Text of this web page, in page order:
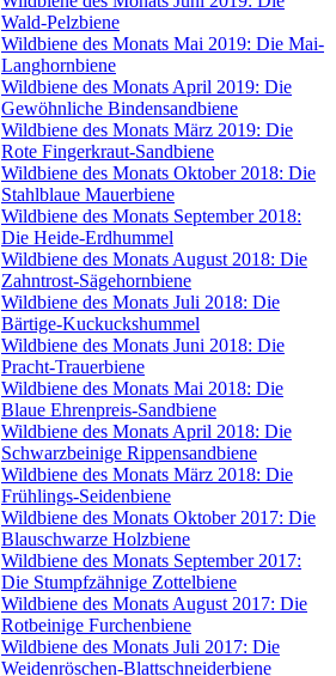
Wald-Pelzbiene
Wildbiene des Monats Mai 2019: Die Mai-
Langhornbiene
Wildbiene des Monats April 2019: Die
Gewöhnliche Bindensandbiene
Wildbiene des Monats März 2019: Die
Rote Fingerkraut-Sandbiene
Wildbiene des Monats Oktober 2018: Die
Stahlblaue Mauerbiene
Wildbiene des Monats September 2018:
Die Heide-Erdhummel
Wildbiene des Monats August 2018: Die
Zahntrost-Sägehornbiene
Wildbiene des Monats Juli 2018: Die
Bärtige-Kuckuckshummel
Wildbiene des Monats Juni 2018: Die
Pracht-Trauerbiene
Wildbiene des Monats Mai 2018: Die
Blaue Ehrenpreis-Sandbiene
Wildbiene des Monats April 2018: Die
Schwarzbeinige Rippensandbiene
Wildbiene des Monats März 2018: Die
Frühlings-Seidenbiene
Wildbiene des Monats Oktober 2017: Die
Blauschwarze Holzbiene
Wildbiene des Monats September 2017:
Die Stumpfzähnige Zottelbiene
Wildbiene des Monats August 2017: Die
Rotbeinige Furchenbiene
Wildbiene des Monats Juli 2017: Die
Weidenröschen-Blattschneiderbiene